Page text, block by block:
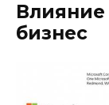
бизнес